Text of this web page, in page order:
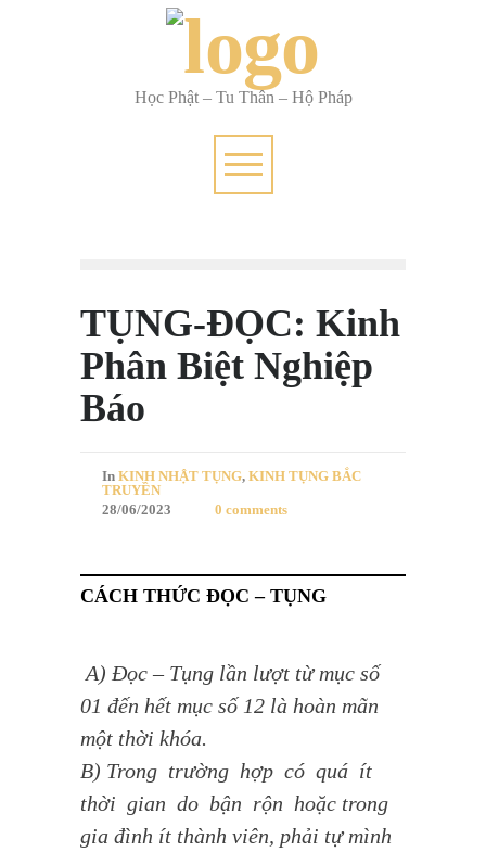
Học Phật – Tu Thân – Hộ Pháp
TỤNG-ĐỌC: Kinh
Phân Biệt Nghiệp
Báo
In KINH NHẬT TỤNG, KINH TỤNG BẮC
TRUYỀN
28/06/2023
0 comments
CÁCH THỨC ĐỌC – TỤNG
A) Đọc – Tụng lần lượt từ mục số
01 đến hết mục số 12 là hoàn mãn
một thời khóa.
B) Trong trường hợp có quá ít
thời gian do bận rộn hoặc trong
gia đình ít thành viên, phải tự mình